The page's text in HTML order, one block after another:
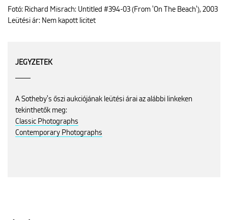
Fotó: Richard Misrach: Untitled #394-03 (From 'On The Beach'), 2003
Leütési ár: Nem kapott licitet
JEGYZETEK
A Sotheby's őszi aukciójának leütési árai az alábbi linkeken
tekinthetők meg:
Classic Photographs
Contemporary Photographs